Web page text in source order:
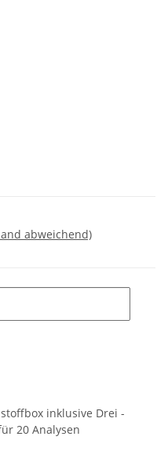
abweichend)
inklusive Drei -
20 Analysen